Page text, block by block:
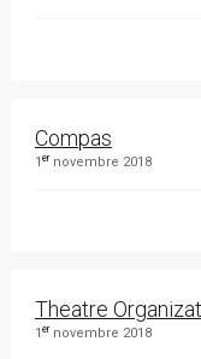
Compas
1 ernovembre 2018
Theatre
1 ernovembre 2018